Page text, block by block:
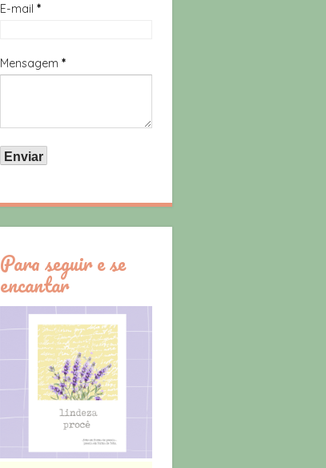
E-mail *
Mensagem *
Para seguir e se
encantar